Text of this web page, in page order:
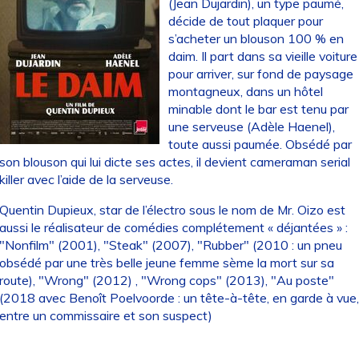
(Jean Dujardin), un type paumé,
décide de tout plaquer pour
s’acheter un blouson 100 % en
daim. Il part dans sa vieille voiture
pour arriver, sur fond de paysage
montagneux, dans un hôtel
minable dont le bar est tenu par
une serveuse (Adèle Haenel),
toute aussi paumée. Obsédé par
blouson qui lui dicte ses actes, il devient cameraman serial
avec l’aide de la serveuse.
Dupieux, star de l’électro sous le nom de Mr. Oizo est
le réalisateur de comédies complétement « déjantées » :
(2001), "Steak" (2007), "Rubber" (2010 : un pneu
par une très belle jeune femme sème la mort sur sa
"Wrong" (2012) , "Wrong cops" (2013), "Au poste"
avec Benoît Poelvoorde : un tête-à-tête, en garde à vue,
un commissaire et son suspect)